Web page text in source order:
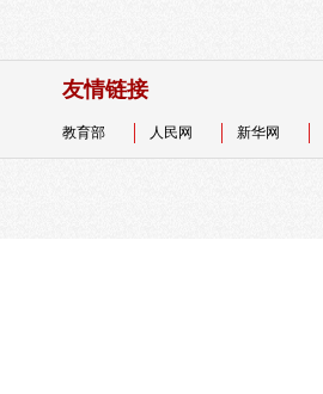
友情链接
教育部 人民网 新华网